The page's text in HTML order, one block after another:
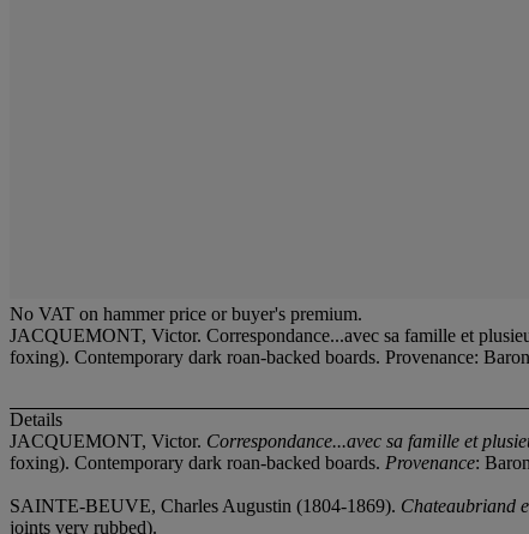
No VAT on hammer price or buyer's premium.
JACQUEMONT, Victor. Correspondance...avec sa famille et
foxing). Contemporary dark roan-backed boards. Provenance:
Details
JACQUEMONT, Victor. Correspondance...avec sa famille et
foxing). Contemporary dark roan-backed boards. Provenance:
SAINTE-BEUVE, Charles Augustin (1804-1869). Chateaubriand
joints very rubbed).